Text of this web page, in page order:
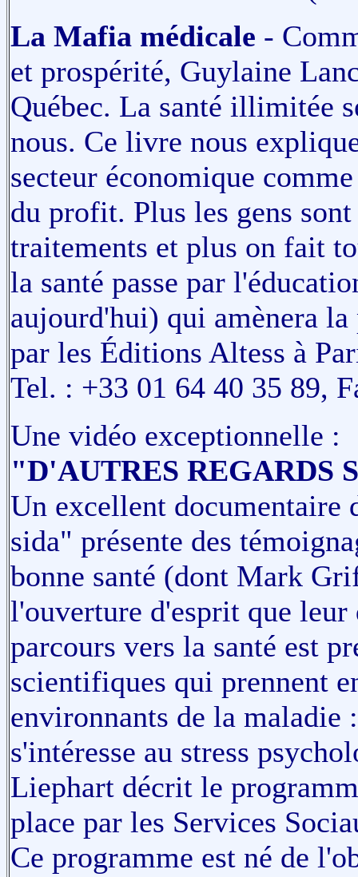
La Mafia médicale -
et prospérité, Guylaine
Québec. La santé illimitée
nous. Ce livre nous
secteur économique
du profit. Plus les gens
traitements et plus on fait
la santé passe par
aujourd'hui) qui amènera
par les Éditions Altess à
Tel. : +33 01 64 40 35 89,
Une vidéo exceptionnelle :
"D'AUTRES REGARDS
Un excellent documentaire
sida" présente des
bonne santé (dont Mark
l'ouverture d'esprit que
parcours vers la santé est
scientifiques qui prennent
environnants de la maladie
s'intéresse au stress
Liephart décrit le
place par les Services
Ce programme est né de